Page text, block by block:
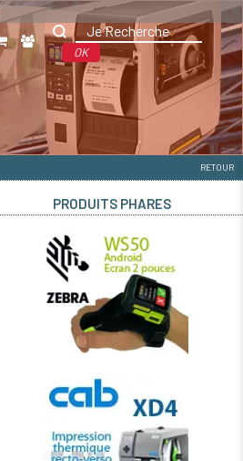
OK
RETOUR
PRODUITS PHARES